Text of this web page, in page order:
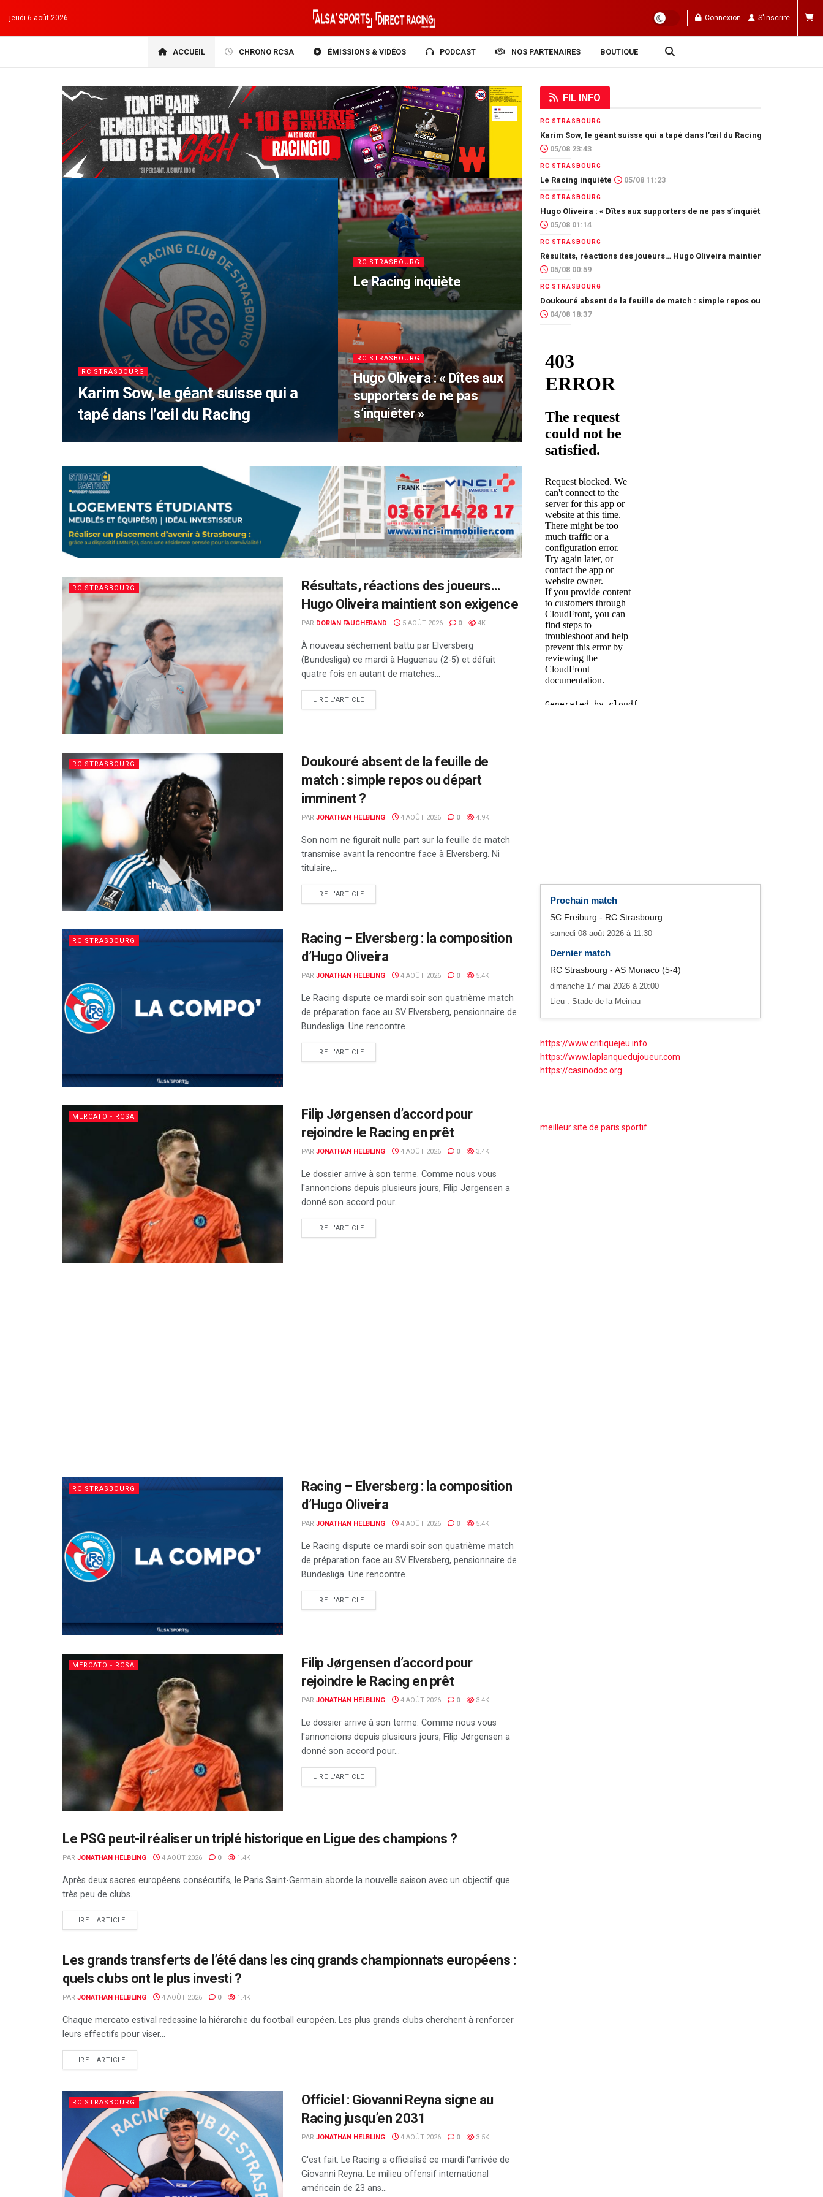
jeudi 6 août 2026 Connexion S'inscrire
ACCUEIL CHRONO RCSA ÉMISSIONS & VIDÉOS PODCAST NOS PARTENAIRES BOUTIQUE
RC STRASBOURG
Karim Sow, le géant suisse qui a
tapé dans l’œil du Racing
RC STRASBOURG
Le Racing inquiète
RC STRASBOURG
Hugo Oliveira : « Dîtes aux
supporters de ne pas
s’inquiéter »
RC STRASBOURG
Résultats, réactions des joueurs…
Hugo Oliveira maintient son exigence
PAR DORIAN FAUCHERAND 5 AOÛT 2026 0 4K
À nouveau sèchement battu par Elversberg
(Bundesliga) ce mardi à Haguenau (2-5) et défait
quatre fois en autant de matches...
LIRE L'ARTICLEDETAILS
RC STRASBOURG
Doukouré absent de la feuille de
match : simple repos ou départ
imminent ?
PAR JONATHAN HELBLING 4 AOÛT 2026 0 4.9K
Son nom ne figurait nulle part sur la feuille de match
transmise avant la rencontre face à Elversberg. Ni
titulaire,...
LIRE L'ARTICLEDETAILS
RC STRASBOURG
Racing – Elversberg : la composition
d’Hugo Oliveira
PAR JONATHAN HELBLING 4 AOÛT 2026 0 5.4K
Le Racing dispute ce mardi soir son quatrième match
de préparation face au SV Elversberg, pensionnaire de
Bundesliga. Une rencontre...
LIRE L'ARTICLEDETAILS
MERCATO - RCSA
Filip Jørgensen d’accord pour
rejoindre le Racing en prêt
PAR JONATHAN HELBLING 4 AOÛT 2026 0 3.4K
Le dossier arrive à son terme. Comme nous vous
l'annoncions depuis plusieurs jours, Filip Jørgensen a
donné son accord pour...
LIRE L'ARTICLEDETAILS
RC STRASBOURG
Racing – Elversberg : la composition
d’Hugo Oliveira
PAR JONATHAN HELBLING 4 AOÛT 2026 0 5.4K
Le Racing dispute ce mardi soir son quatrième match
de préparation face au SV Elversberg, pensionnaire de
Bundesliga. Une rencontre...
LIRE L'ARTICLEDETAILS
MERCATO - RCSA
Filip Jørgensen d’accord pour
rejoindre le Racing en prêt
PAR JONATHAN HELBLING 4 AOÛT 2026 0 3.4K
Le dossier arrive à son terme. Comme nous vous
l'annoncions depuis plusieurs jours, Filip Jørgensen a
donné son accord pour...
LIRE L'ARTICLEDETAILS
ALSA'SPORTS
Le PSG peut-il réaliser un triplé historique en Ligue des champions ?
PAR JONATHAN HELBLING 4 AOÛT 2026 0 1.4K
Après deux sacres européens consécutifs, le Paris Saint-Germain aborde la nouvelle saison avec un objectif que
très peu de clubs...
LIRE L'ARTICLEDETAILS
ALSA'SPORTS
Les grands transferts de l’été dans les cinq grands championnats européens :
quels clubs ont le plus investi ?
PAR JONATHAN HELBLING 4 AOÛT 2026 0 1.4K
Chaque mercato estival redessine la hiérarchie du football européen. Les plus grands clubs cherchent à renforcer
leurs effectifs pour viser...
LIRE L'ARTICLEDETAILS
RC STRASBOURG
Officiel : Giovanni Reyna signe au
Racing jusqu’en 2031
PAR JONATHAN HELBLING 4 AOÛT 2026 0 3.5K
C'est fait. Le Racing a officialisé ce mardi l'arrivée de
Giovanni Reyna. Le milieu offensif international
américain de 23 ans...
FIL INFO
RC STRASBOURG
Karim Sow, le géant suisse qui a tapé dans l’œil du Racing
05/08 23:43
RC STRASBOURG
Le Racing inquiète 05/08 11:23
RC STRASBOURG
Hugo Oliveira : « Dîtes aux supporters de ne pas s’inquiéter »
05/08 01:14
RC STRASBOURG
Résultats, réactions des joueurs… Hugo Oliveira maintient son exigence
05/08 00:59
RC STRASBOURG
Doukouré absent de la feuille de match : simple repos ou départ
04/08 18:37
Prochain match
SC Freiburg - RC Strasbourg
samedi 08 août 2026 à 11:30
Dernier match
RC Strasbourg - AS Monaco (5-4)
dimanche 17 mai 2026 à 20:00
Lieu : Stade de la Meinau
https://www.critiquejeu.info
https://www.laplanquedujoueur.com
https://casinodoc.org
meilleur site de paris sportif